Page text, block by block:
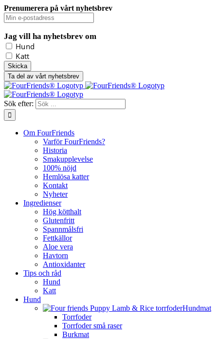
Prenumerera på vårt nyhetsbrev
Jag vill ha nyhetsbrev om
Hund
Katt
Ta del av vårt nyhetsbrev
Sök efter:
Om FourFriends
Varför FourFriends?
Historia
Smakupplevelse
100% nöjd
Hemlösa katter
Kontakt
Nyheter
Ingredienser
Hög kötthalt
Glutenfritt
Spannmålsfri
Fettkällor
Aloe vera
Havtorn
Antioxidanter
Tips och råd
Hund
Katt
Hund
Hundmat
Torrfoder
Torrfoder små raser
Burkmat